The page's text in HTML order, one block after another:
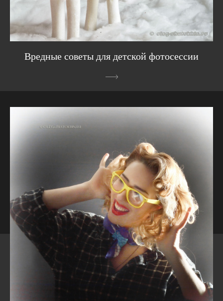
Вредные советы для детской фотосессии